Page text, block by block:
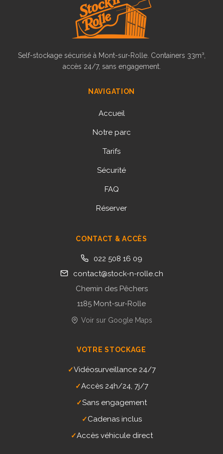
Self-stockage sécurisé à Mont-sur-Rolle. Containers 33m³,
accès 24/7, sans engagement.
NAVIGATION
Accueil
Notre parc
Tarifs
Sécurité
FAQ
Réserver
CONTACT & ACCÈS
022 508 16 09
contact@stock-n-rolle.ch
Chemin des Pêchers
1185 Mont-sur-Rolle
Voir sur Google Maps
VOTRE STOCKAGE
✓Vidéosurveillance 24/7
✓Accès 24h/24, 7j/7
✓Sans engagement
✓Cadenas inclus
✓Accès véhicule direct